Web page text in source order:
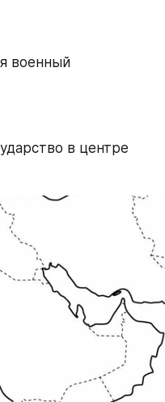
военный
в центре